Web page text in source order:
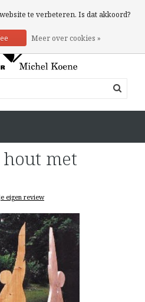
0 Artikelen
met
eigen review
te verbeteren. Is dat akkoord?
Meer over cookies »